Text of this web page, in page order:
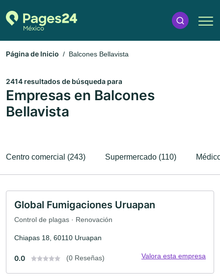
Página de Inicio Balcones Bellavista
2414 resultados de búsqueda para
Empresas en Balcones
Bellavista
Centro comercial (243) Supermercado (110)
Global Fumigaciones Uruapan
Control de plagas · Renovación
Chiapas 18, 60110 Uruapan
0.0 (0 Reseñas) Valora esta empresa